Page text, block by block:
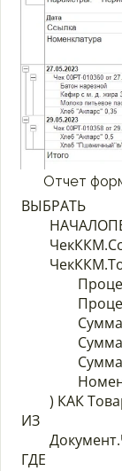
Отчет
ВЫБРАТЬ
ИЗ
ГДЕ